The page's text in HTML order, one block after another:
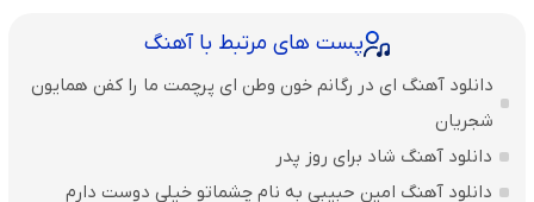
پست های مرتبط با آهنگ
دانلود آهنگ ای در رگانم خون وطن ای پرچمت ما را کفن همایون
شجریان
دانلود آهنگ شاد برای روز پدر
دانلود آهنگ امین حبیبی به نام چشماتو خیلی دوست دارم